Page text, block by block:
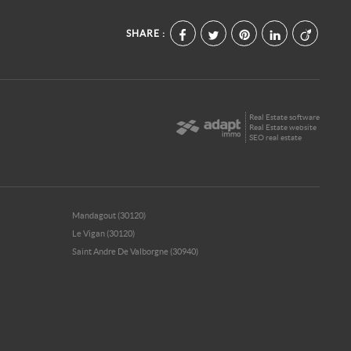
SHARE :
Real Estate software
Real Estate website
SEO real estate
Mandagout (30120)
Le Vigan (30120)
Saint Andre De Valborgne (30940)